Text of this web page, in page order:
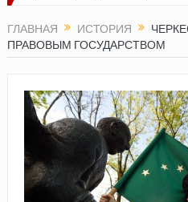
ГЛАВНАЯ ИСТОРИЯ
ПРАВОВЫМ ГОСУДАРСТВОМ